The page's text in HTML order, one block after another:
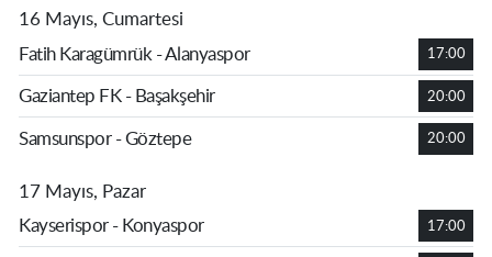
16 Mayıs, Cumartesi
Fatih Karagümrük - Alanyaspor
17:00
Gaziantep FK - Başakşehir 20:00
Samsunspor - Göztepe 20:00
17 Mayıs, Pazar
Kayserispor - Konyaspor
17:00